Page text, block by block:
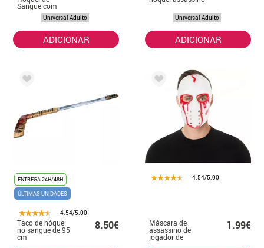
Sangue com
MacheteUniversal Adulto
ADICIONAR
Universal Adulto
ADICIONAR
ENTREGA 24H/48H
ÚLTIMAS UNIDADES
4.54/5.00
Taco de hóquei
no sangue de 95
cm
8.50€
4.54/5.00
Máscara de
assassino de
jogador de
plástico adulto
1.99€